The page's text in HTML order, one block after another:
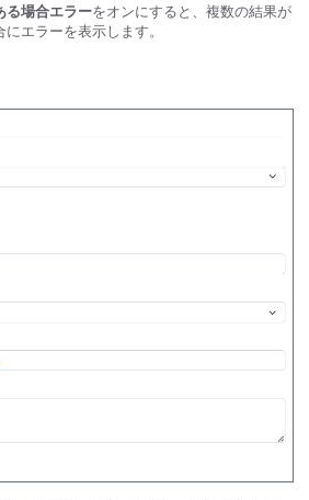
る場合エラーをオンにすると、複数の結果が
エラーを表示します。